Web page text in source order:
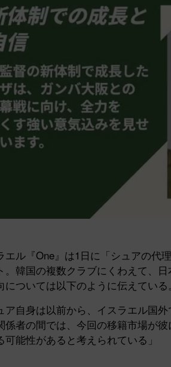
ル『One』は1日に「シュアの代
。韓国の複数クラブにくわえて、
については以下のように伝えている。
自身は以前から、イスラエル国
係者の間では、今回の移籍市場が
可能性があると考えられている」